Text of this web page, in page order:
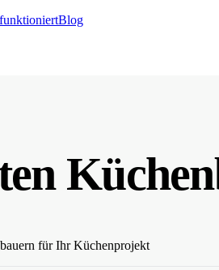
Blog
für Ihr Küchenprojekt